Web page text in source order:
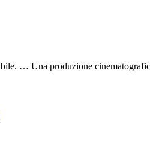
… Una produzione